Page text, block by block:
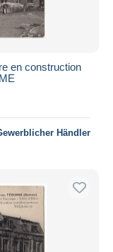
en construction
Händler